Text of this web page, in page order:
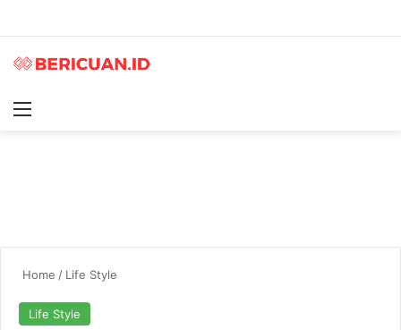
Home / Life Style
Life Style